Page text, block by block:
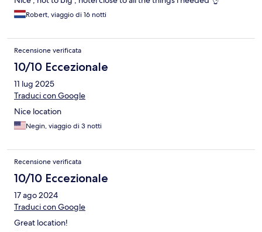
Robert, viaggio di 16 notti
Recensione verificata
10/10 Eccezionale
11 lug 2025
Traduci con Google
Nice location
Negin, viaggio di 3 notti
Recensione verificata
10/10 Eccezionale
17 ago 2024
Traduci con Google
Great location!